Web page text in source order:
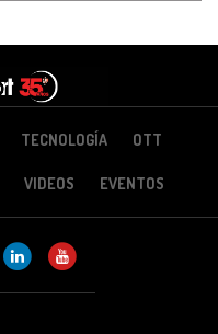
TECNOLOGÍA OTT
VIDEOS EVENTOS